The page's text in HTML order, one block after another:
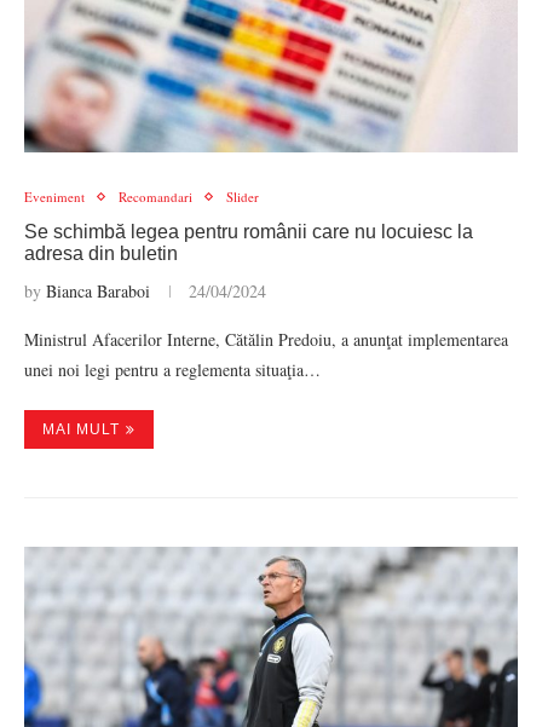
Eveniment Recomandari Slider
Se schimbă legea pentru românii care nu locuiesc la
adresa din buletin
by Bianca Baraboi 24/04/2024
Ministrul Afacerilor Interne, Cătălin Predoiu, a anunţat implementarea
unei noi legi pentru a reglementa situaţia…
MAI MULT